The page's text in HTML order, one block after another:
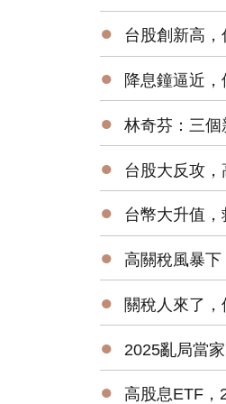
● 台股創新高
● 降息鐘逼近
● 林奇芬：三
● 台股大反攻
● 台幣大升值，
● 高關稅風暴
● 關稅人來了
● 2025亂局當
● 高股息ETF，